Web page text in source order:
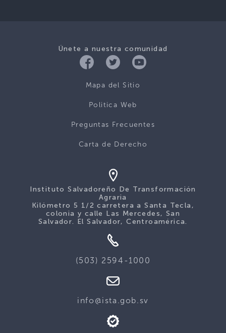
Únete a nuestra comunidad
Mapa del Sitio
Politica Web
Preguntas Frecuentes
Carta de Derecho
Instituto Salvadoreño De Transformación
Agraria
Kilómetro 5 1/2 carretera a Santa Tecla,
colonia y calle Las Mercedes, San
Salvador. El Salvador, Centroamérica.
(503) 2594-1000
info@ista.gob.sv